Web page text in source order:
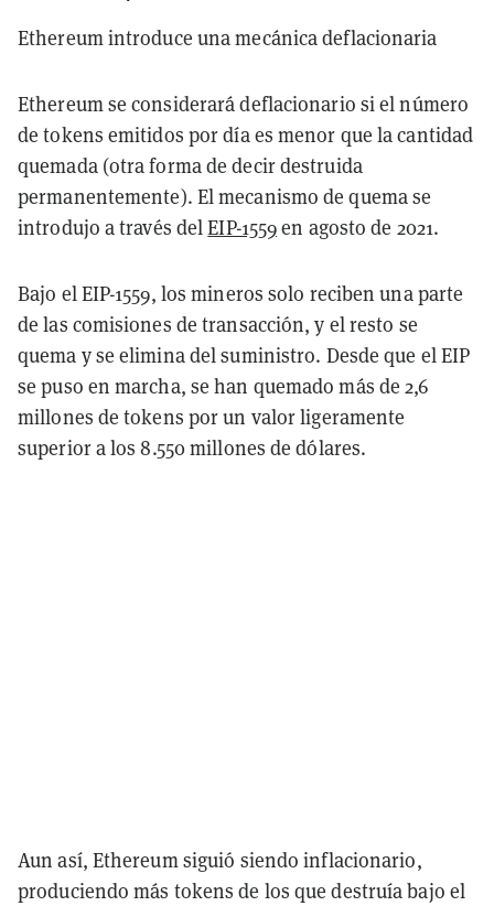
Ethereum introduce una mecánica deflacionaria
Ethereum se considerará deflacionario si el número
de tokens emitidos por día es menor que la cantidad
quemada (otra forma de decir destruida
permanentemente). El mecanismo de quema se
introdujo a través delEIP-1559en agosto de 2021.
Bajo el EIP-1559, los mineros solo reciben una parte
de las comisiones de transacción, y el resto se
quema y se elimina del suministro. Desde que el EIP
se puso en marcha, se han quemado más de 2,6
millones de tokens por un valor ligeramente
superior a los 8.550 millones de dólares.
Aun así, Ethereum siguió siendo inflacionario,
produciendo más tokens de los que destruía bajo el